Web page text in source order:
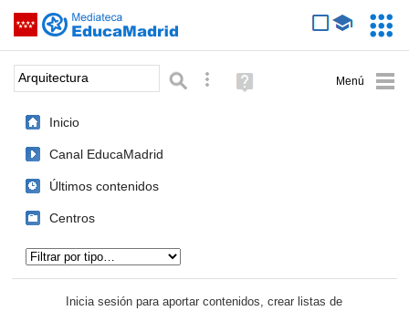
Saltar navegación
Palabra o frase: Búsqueda avanzada
Ayuda
(en
Inicio
Canal EducaMadrid
Últimos contenidos
Centros
Inicia sesión para aportar contenidos, crear listas de